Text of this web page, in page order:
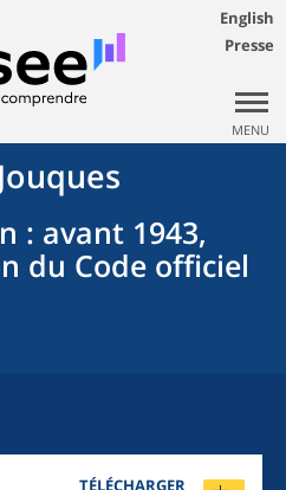
English
Presse
MENU
Jouques
: avant 1943,
du Code officiel
TÉLÉCHARGER